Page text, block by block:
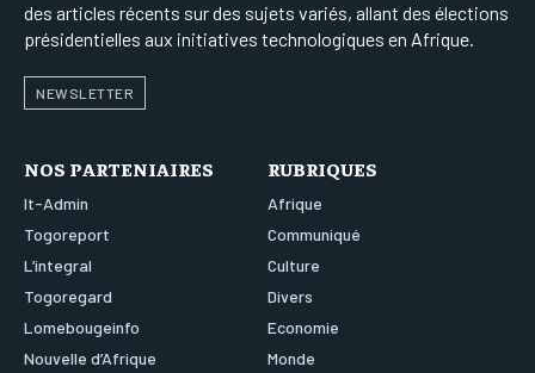
des articles récents sur des sujets variés, allant des élections
présidentielles aux initiatives technologiques en Afrique.
NEWSLETTER
NOS PARTENIAIRES
It-Admin
Togoreport
L’integral
Togoregard
Lomebougeinfo
Nouvelle d’Afrique
RUBRIQUES
Afrique
Communiqué
Culture
Divers
Economie
Monde